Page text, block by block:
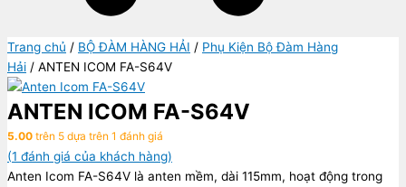
Trang chủ / BỘ ĐÀM HÀNG HẢI / Phụ Kiện Bộ Đàm Hàng
Hải / ANTEN ICOM FA-S64V
ANTEN ICOM FA-S64V
5.00 trên 5 dựa trên 1 đánh giá
(1 đánh giá của khách hàng)
Anten Icom FA-S64V là anten mềm, dài 115mm, hoạt động trong